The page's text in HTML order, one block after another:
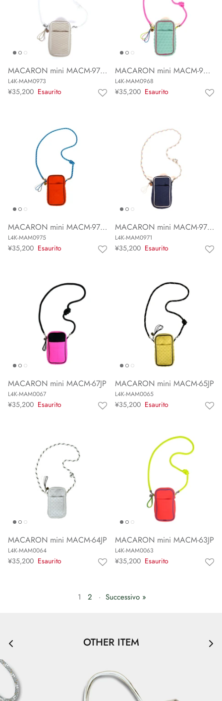
MACARON mini MACM-973JP
L4K-MAM0973
¥35,200 Esaurito
MACARON mini MACM-968JP
L4K-MAM0968
¥35,200 Esaurito
MACARON mini MACM-975JP
L4K-MAM0975
¥35,200 Esaurito
MACARON mini MACM-971JP
L4K-MAM0971
¥35,200 Esaurito
MACARON mini MACM-67JP
L4K-MAM0067
¥35,200 Esaurito
MACARON mini MACM-65JP
L4K-MAM0065
¥35,200 Esaurito
MACARON mini MACM-64JP
L4K-MAM0064
¥35,200 Esaurito
MACARON mini MACM-63JP
L4K-MAM0063
¥35,200 Esaurito
1 2 · Successivo »
OTHER ITEM